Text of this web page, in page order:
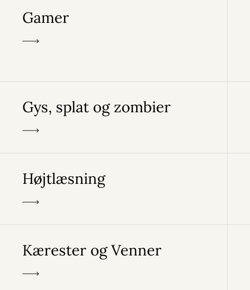
Gamer
Gys, splat og zombier
Højtlæsning
Kærester og Venner